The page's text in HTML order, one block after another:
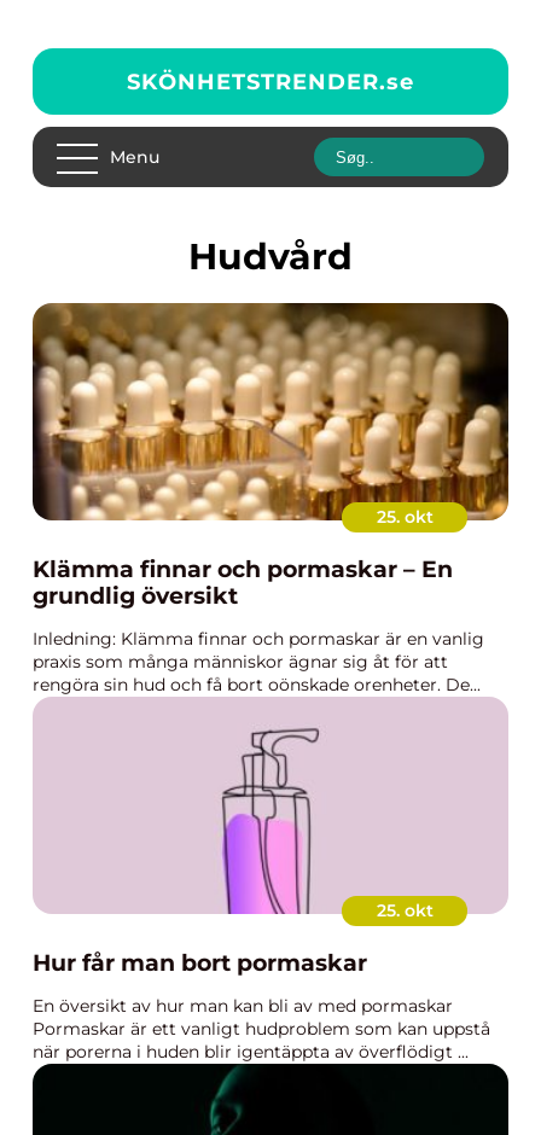
SKÖNHETSTRENDER.se
Menu
Hudvård
25. okt
Klämma finnar och pormaskar – En
grundlig översikt
Inledning: Klämma finnar och pormaskar är en vanlig
praxis som många människor ägnar sig åt för att
rengöra sin hud och få bort oönskade orenheter. De...
25. okt
Hur får man bort pormaskar
En översikt av hur man kan bli av med pormaskar
Pormaskar är ett vanligt hudproblem som kan uppstå
när porerna i huden blir igentäppta av överflödigt ...